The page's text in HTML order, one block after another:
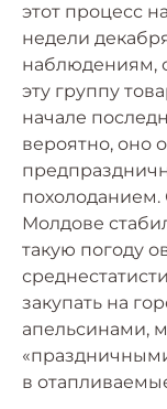
этот процесс
недели
наблюдениям,
эту группу
начале
вероятно, оно
похолоданием.
Молдове
такую погоду
закупать на
апельсинами,
в